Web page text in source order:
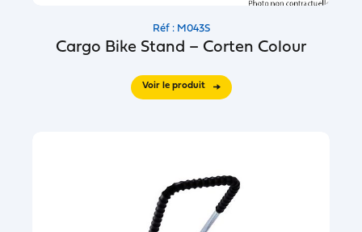
Réf : M043S
Cargo Bike Stand – Corten Colour
Voir le produit